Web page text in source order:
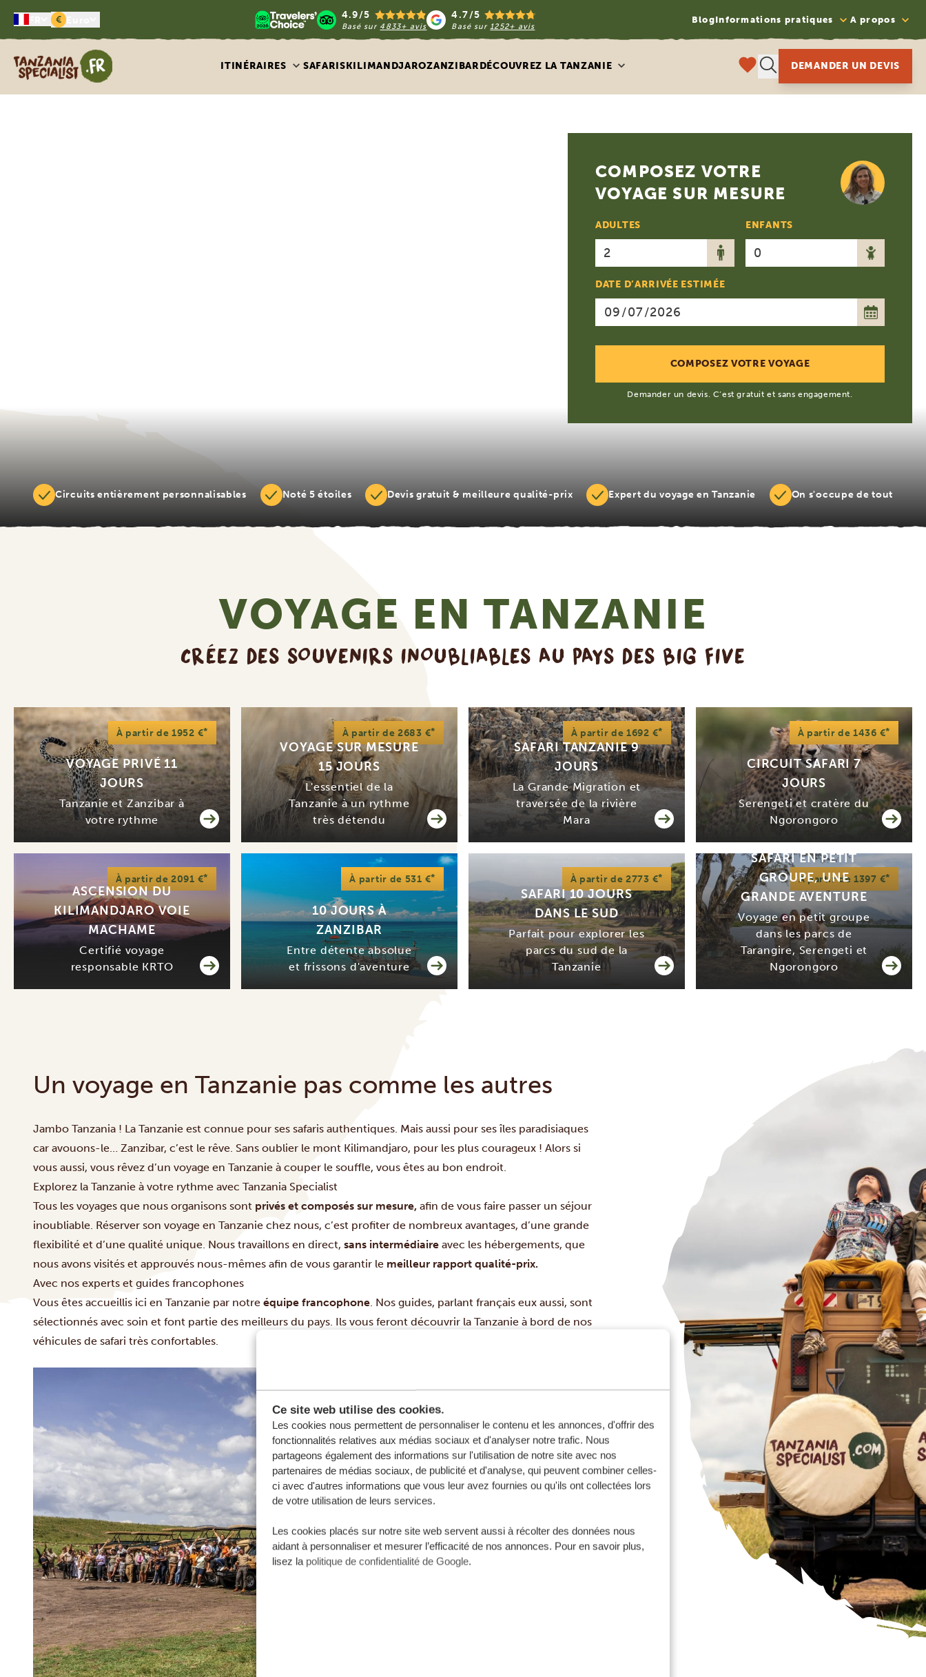
Ce site web utilise des cookies.
Les cookies nous permettent de personnaliser le contenu et les annonces, d'offrir des
fonctionnalités relatives aux médias sociaux et d'analyser notre trafic. Nous
partageons également des informations sur l'utilisation de notre site avec nos
partenaires de médias sociaux, de publicité et d'analyse, qui peuvent combiner celles-
ci avec d'autres informations que vous leur avez fournies ou qu'ils ont collectées lors
de votre utilisation de leurs services.
Les cookies placés sur notre site web servent aussi à récolter des données nous
aidant à personnaliser et mesurer l’efficacité de nos annonces. Pour en savoir plus,
lisez la politique de confidentialité de Google.
€ 4.9/5
Basé sur 4833+ avis
4.7/5
Basé sur1252+ avis
BlogInformations pratiques A propos
Tanzania Specialist
ITINÉRAIRES SAFARISKILIMANDJAROZANZIBARDÉCOUVREZ LA TANZANIE DEMANDER UN DEVIS
COMPOSEZ VOTRE
VOYAGE SUR MESURE
ADULTES ENFANTS
DATE D’ARRIVÉE ESTIMÉE
Demander un devis. C’est gratuit et sans engagement.
Circuits entièrement personnalisables Noté 5 étoiles Devis gratuit & meilleure qualité-prix Expert du voyage en Tanzanie On s'occupe de tout
VOYAGE EN TANZANIE
CRÉEZ DES SOUVENIRS INOUBLIABLES AU PAYS DES BIG FIVE
À partir de 1952 €*
VOYAGE PRIVÉ 11
JOURS
Tanzanie et Zanzibar à
votre rythme
À partir de 2683 €*
VOYAGE SUR MESURE
15 JOURS
L'essentiel de la
Tanzanie à un rythme
très détendu
À partir de 1692 €*
SAFARI TANZANIE 9
JOURS
La Grande Migration et
traversée de la rivière
Mara
À partir de 1436 €*
CIRCUIT SAFARI 7
JOURS
Serengeti et cratère du
Ngorongoro
À partir de 2091 €*
ASCENSION DU
KILIMANDJARO VOIE
MACHAME
Certifié voyage
responsable KRTO
À partir de 531 €*
10 JOURS À
ZANZIBAR
Entre détente absolue
et frissons d'aventure
À partir de 2773 €*
SAFARI 10 JOURS
DANS LE SUD
Parfait pour explorer les
parcs du sud de la
Tanzanie
À partir de 1397 €*
SAFARI EN PETIT
GROUPE, UNE
GRANDE AVENTURE
Voyage en petit groupe
dans les parcs de
Tarangire, Serengeti et
Ngorongoro
Un voyage en Tanzanie pas comme les autres
Jambo Tanzania ! La Tanzanie est connue pour ses safaris authentiques. Mais aussi pour ses îles paradisiaques
car avouons-le… Zanzibar, c’est le rêve. Sans oublier le mont Kilimandjaro, pour les plus courageux ! Alors si
vous aussi, vous rêvez d’un voyage en Tanzanie à couper le souffle, vous êtes au bon endroit.
Explorez la Tanzanie à votre rythme avec Tanzania Specialist
Tous les voyages que nous organisons sont privés et composés sur mesure, afin de vous faire passer un séjour
inoubliable. Réserver son voyage en Tanzanie chez nous, c’est profiter de nombreux avantages, d’une grande
flexibilité et d’une qualité unique. Nous travaillons en direct, sans intermédiaire avec les hébergements, que
nous avons visités et approuvés nous-mêmes afin de vous garantir le meilleur rapport qualité-prix.
Avec nos experts et guides francophones
Vous êtes accueillis ici en Tanzanie par notre équipe francophone . Nos guides, parlant français eux aussi, sont
sélectionnés avec soin et font partie des meilleurs du pays. Ils vous feront découvrir la Tanzanie à bord de nos
véhicules de safari très confortables.